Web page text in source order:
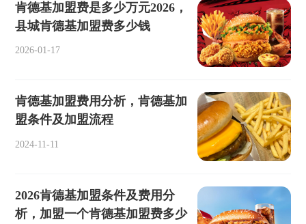
肯德基加盟费是多少万元2026，
县城肯德基加盟费多少钱
2026-01-17
肯德基加盟费用分析，肯德基加
盟条件及加盟流程
2024-11-11
2026肯德基加盟条件及费用分
析，加盟一个肯德基加盟费多少